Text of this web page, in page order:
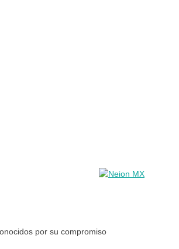
por su compromiso